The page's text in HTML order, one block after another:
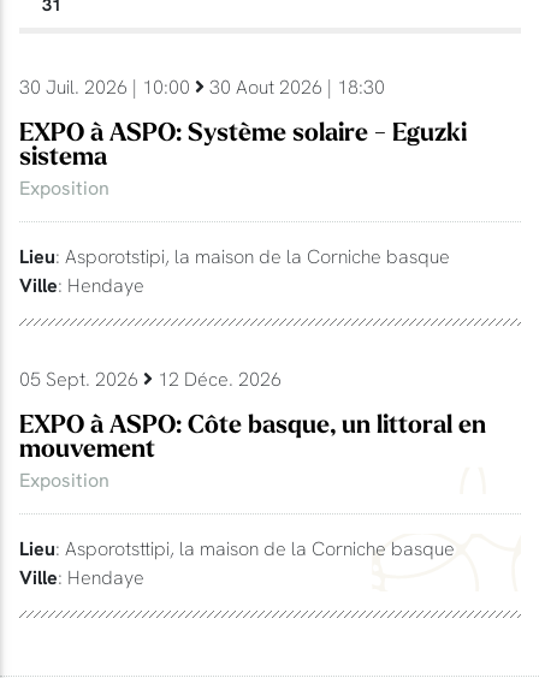
30 Juil. 2026 | 10:00 30 Aout 2026 | 18:30
EXPO à ASPO: Système solaire - Eguzki
sistema
Exposition
Lieu: Asporotstipi, la maison de la Corniche basque
Ville: Hendaye
05 Sept. 2026 12 Déce. 2026
EXPO à ASPO: Côte basque, un littoral en
mouvement
Exposition
Lieu: Asporotsttipi, la maison de la Corniche basque
Ville: Hendaye